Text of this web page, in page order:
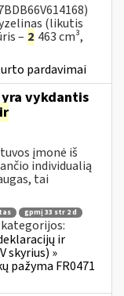
(likutis
– 2 463 cm³,
pardavimai
vykdantis
ir
įmonė iš
individualią
tai
gpmį 33 str 2 d
ir
skyrius) »
pažyma FR0471